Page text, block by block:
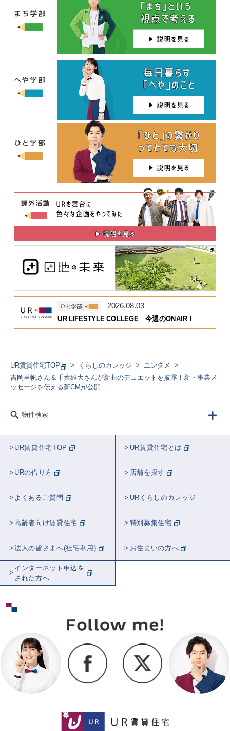
2026.08.03
UR LIFESTYLE COLLEGE 今週のONAIR！
UR賃貸住宅TOP くらしのカレッジ
エンタメ
吉岡里帆さん＆千葉雄大さんが新曲のデュエットを披露！新・事業メ
ッセージを伝える新CMが公開
物件検索
UR賃貸住宅TOP UR賃貸住宅とは
URの借り方 店舗を探す
よくあるご質問 URくらしのカレッジ
高齢者向け賃貸住宅 特別募集住宅
法人の皆さまへ(社宅利用) お住まいの方へ
インターネット申込を
された方へ